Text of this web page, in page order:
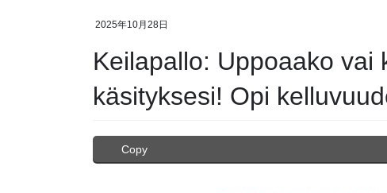
2025年10月28日
Keilapallo: Uppoaako vai
käsityksesi! Opi
Copy